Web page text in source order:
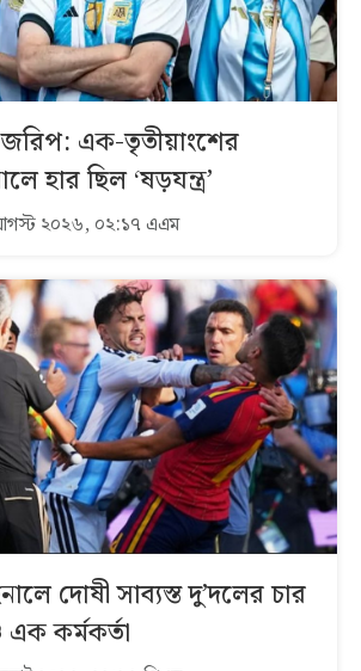
জরিপ: এক-তৃতীয়াংশের
হার ছিল ‘ষড়যন্ত্র’
২০২৬, ০২:১৭ এএম
দোষী সাব্যস্ত দু’দলের চার
কর্মকর্তা